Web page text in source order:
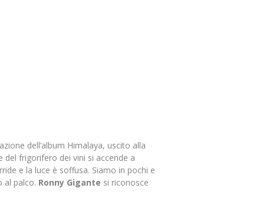
dell’album Himalaya, uscito alla
del frigorifero dei vini si accende a
e la luce è soffusa. Siamo in pochi e
al palco. Ronny Gigante si riconosce